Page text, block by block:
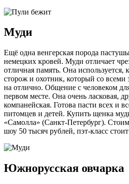
Муди
Ещё одна венгерская порода
немецких кровей. Муди отличает
отличная память. Она используется,
сторож и охотник, который со всеми
на отлично. Общение с человеком
первом месте. Она очень ласковая,
компанейская. Готова пасти всех и
питомцев и детей. Купить щенка
«Самолла» (Санкт-Петербург).
шоу 50 тысяч рублей, пэт-класс
Южнорусская овчарка